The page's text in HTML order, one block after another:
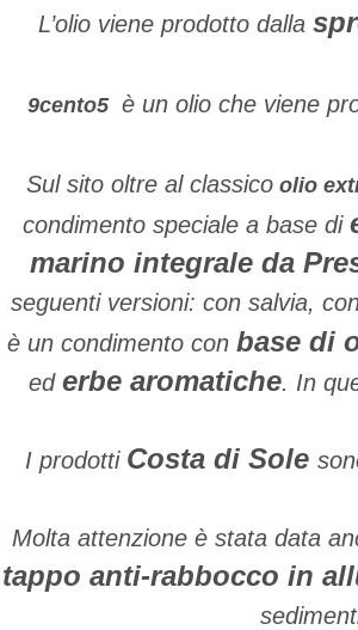
L’olio viene prodotto dalla
9cento5 è un olio che viene
Sul sito oltre al classico olio
condimento speciale a base di
marino integrale da
seguenti versioni: con salvia,
è un condimento con base di
ed erbe aromatiche. In
I prodotti Costa di Sole
Molta attenzione è stata data
tappo anti-rabbocco in